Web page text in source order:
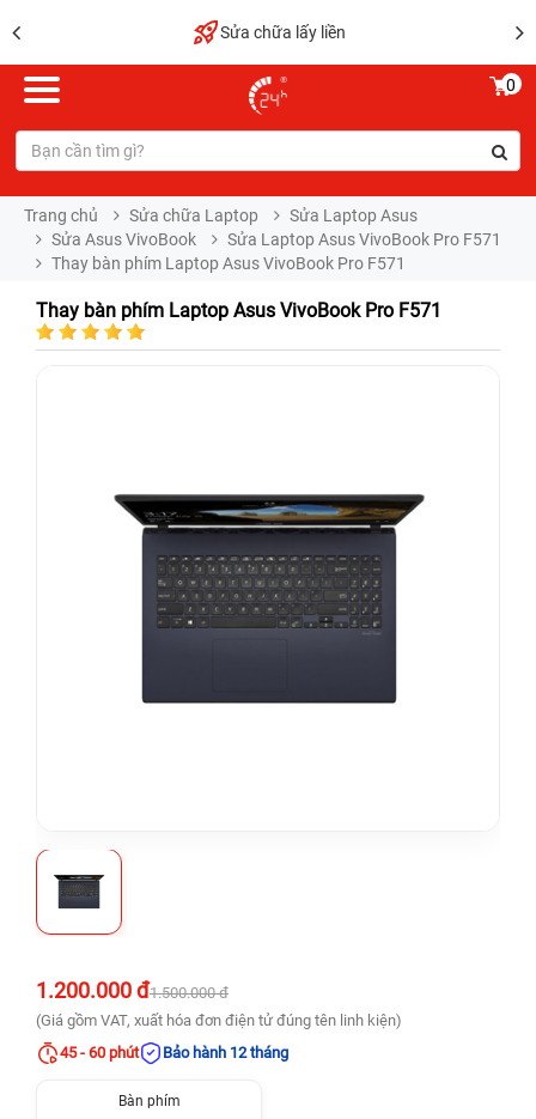
Sửa chữa lấy liền
0
Trang chủ Sửa chữa Laptop
Sửa Laptop Asus
Sửa Asus VivoBook
Sửa Laptop Asus VivoBook Pro F571
Thay bàn phím Laptop Asus VivoBook Pro F571
Thay bàn phím Laptop Asus VivoBook Pro F571
1.200.000 đ1.500.000 đ
(Giá gồm VAT, xuất hóa đơn điện tử đúng tên linh kiện)
45 - 60 phút
Bảo hành 12 tháng
Bàn phím